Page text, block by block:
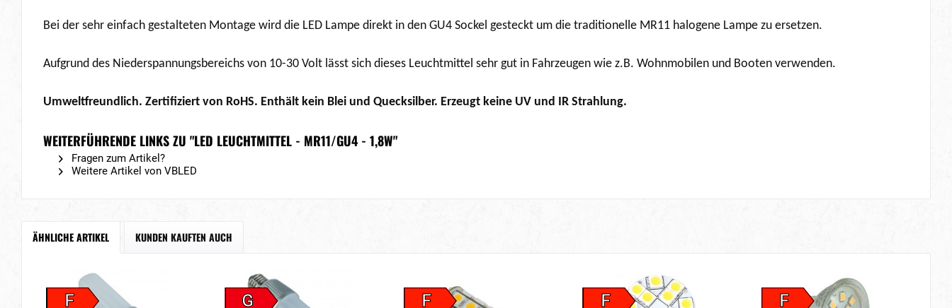
Bei der sehr einfach gestalteten Montage wird die LED Lampe direkt in den GU4 Sockel gesteckt um die traditionelle MR11 halogene Lampe zu ersetzen.
Aufgrund des Niederspannungsbereichs von 10-30 Volt lässt sich dieses Leuchtmittel sehr gut in Fahrzeugen wie z.B. Wohnmobilen und Booten verwenden.
Umweltfreundlich. Zertifiziert von RoHS. Enthält kein Blei und Quecksilber. Erzeugt keine UV und IR Strahlung.
WEITERFÜHRENDE LINKS ZU "LED LEUCHTMITTEL - MR11/GU4 - 1,8W"
Fragen zum Artikel?
Weitere Artikel von VBLED
ÄHNLICHE ARTIKEL KUNDEN KAUFTEN AUCH
F G F F F